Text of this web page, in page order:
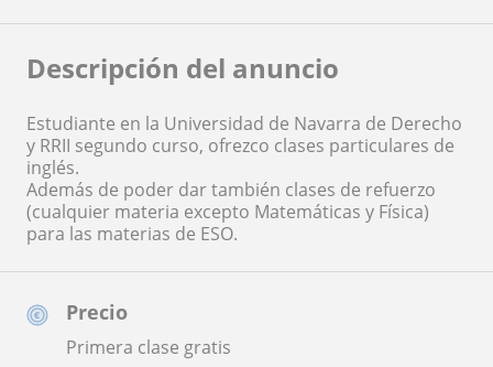
Precio
Primera clase gratis
Descripción del anuncio
Estudiante en la Universidad de Navarra de Derecho
y RRII segundo curso, ofrezco clases particulares de
inglés.
Además de poder dar también clases de refuerzo
(cualquier materia excepto Matemáticas y Física)
para las materias de ESO.